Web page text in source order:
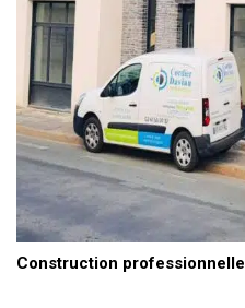
Construction professionnelle